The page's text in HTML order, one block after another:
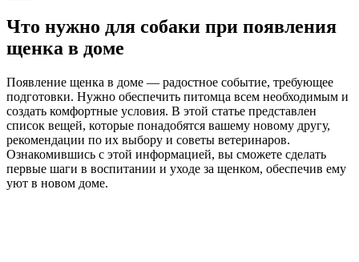
Что нужно для собаки при появления
щенка в доме
Появление щенка в доме — радостное событие, требующее
подготовки. Нужно обеспечить питомца всем необходимым и
создать комфортные условия. В этой статье представлен
список вещей, которые понадобятся вашему новому другу,
рекомендации по их выбору и советы ветеринаров.
Ознакомившись с этой информацией, вы сможете сделать
первые шаги в воспитании и уходе за щенком, обеспечив ему
уют в новом доме.